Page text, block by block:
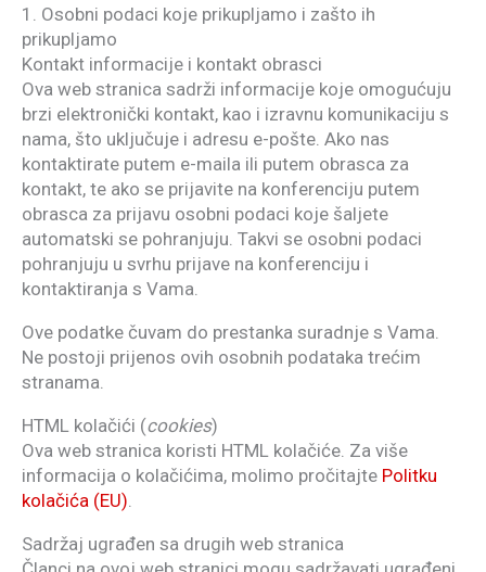
1. Osobni podaci koje prikupljamo i zašto ih
prikupljamo
Kontakt informacije i kontakt obrasci
Ova web stranica sadrži informacije koje omogućuju
brzi elektronički kontakt, kao i izravnu komunikaciju s
nama, što uključuje i adresu e-pošte. Ako nas
kontaktirate putem e-maila ili putem obrasca za
kontakt, te ako se prijavite na konferenciju putem
obrasca za prijavu osobni podaci koje šaljete
automatski se pohranjuju. Takvi se osobni podaci
pohranjuju u svrhu prijave na konferenciju i
kontaktiranja s Vama.
Ove podatke čuvam do prestanka suradnje s Vama.
Ne postoji prijenos ovih osobnih podataka trećim
stranama.
HTML kolačići (cookies)
Ova web stranica koristi HTML kolačiće. Za više
informacija o kolačićima, molimo pročitajte Politku
kolačića (EU)
Sadržaj ugrađen sa drugih web stranica